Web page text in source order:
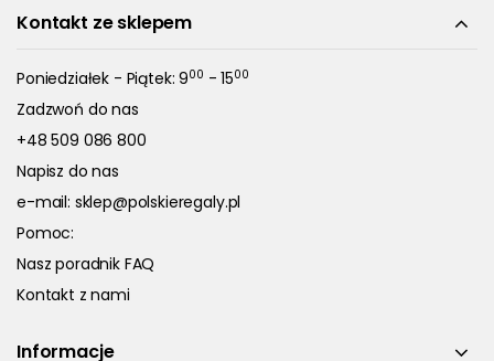
Kontakt ze sklepem
Poniedziałek - Piątek: 900 - 1500
Zadzwoń do nas
+48 509 086 800
Napisz do nas
e-mail: sklep@polskieregaly.pl
Pomoc:
Nasz poradnik FAQ
Kontakt z nami
Informacje